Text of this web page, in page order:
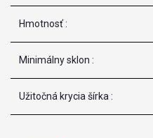
Hmotnosť :
Minimálny sklon :
Užitočná krycia šírka :